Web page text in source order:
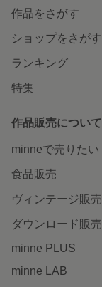
作品をさがす
ショップをさがす
ランキング
特集
作品販売について
minneで売りたい
食品販売
ヴィンテージ販売
ダウンロード販売
minne PLUS
minne LAB